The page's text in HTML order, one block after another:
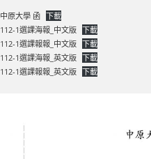
中原大學 函 下載
112-1選課海報_中文版 下載
112-1選課報報_中文版 下載
112-1選課海報_英文版 下載
112-1選課報報_英文版 下載